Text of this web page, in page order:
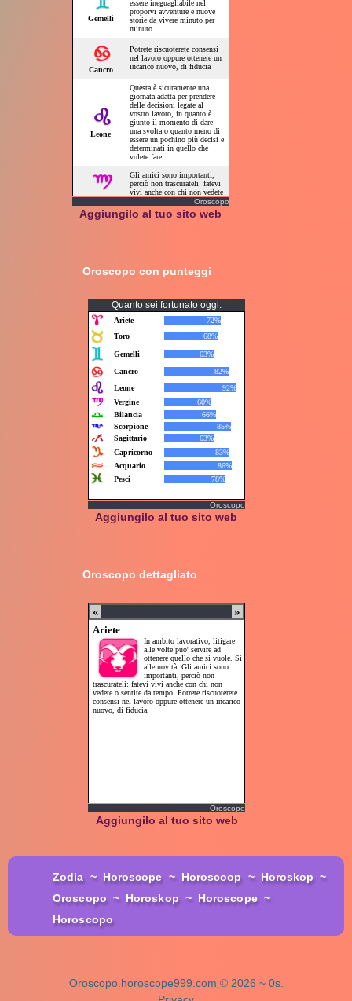
Oroscopo
Aggiungilo al tuo sito web
Oroscopo con punteggi
Quanto sei fortunato oggi:
Oroscopo
Aggiungilo al tuo sito web
Oroscopo dettagliato
Oroscopo
Aggiungilo al tuo sito web
Zodia ~ Horoscope ~ Horoscoop ~ Horoskop ~
Oroscopo ~ Horoskop ~ Horoscope ~
Horoscopo
Oroscopo.horoscope999.com © 2026 ~ 0s.